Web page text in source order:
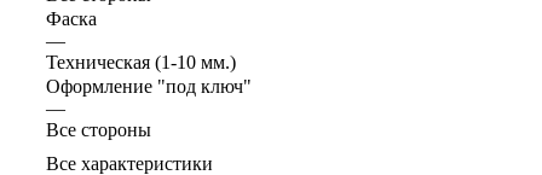
Фаска
—
Техническая (1-10 мм.)
Оформление "под ключ"
—
Все стороны
Все характеристики